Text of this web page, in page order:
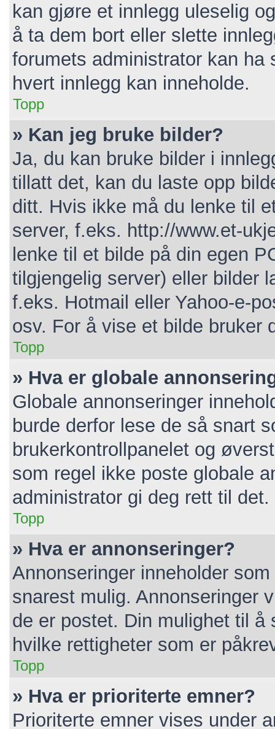
kan gjøre et innlegg uleselig
å ta dem bort eller slette
forumets administrator kan ha
hvert innlegg kan inneholde.
Topp
» Kan jeg bruke bilder?
Ja, du kan bruke bilder i
tillatt det, kan du laste opp
ditt. Hvis ikke må du lenke til
server, f.eks. http://www.et-
lenke til et bilde på din egen
tilgjengelig server) eller bilder
f.eks. Hotmail eller Yahoo-e-
osv. For å vise et bilde bruker
Topp
» Hva er globale
Globale annonseringer
burde derfor lese de så snart
brukerkontrollpanelet og
som regel ikke poste globale
administrator gi deg rett til det.
Topp
» Hva er annonseringer?
Annonseringer inneholder
snarest mulig. Annonseringer
de er postet. Din mulighet til å
hvilke rettigheter som er
Topp
» Hva er prioriterte emner?
Prioriterte emner vises under